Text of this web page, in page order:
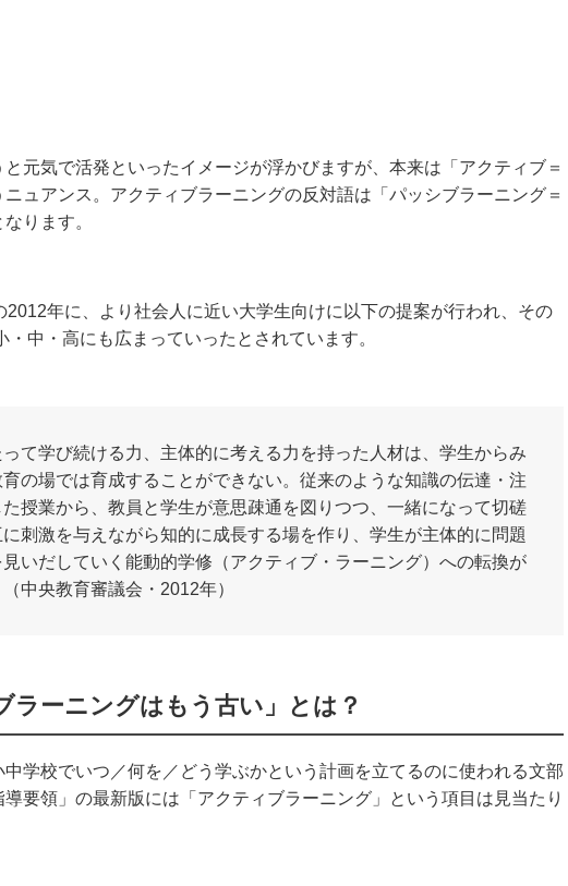
元気で活発といったイメージが浮かびますが、本来は「アクティブ＝
ュアンス。アクティブラーニングの反対語は「パッシブラーニング＝
ります。
2012年に、より社会人に近い大学生向けに以下の提案が行われ、その
・中・高にも広まっていったとされています。
って学び続ける力、主体的に考える力を持った人材は、学生からみ
の場では育成することができない。従来のような知識の伝達・注
た授業から、教員と学生が意思疎通を図りつつ、一緒になって切磋
刺激を与えながら知的に成長する場を作り、学生が主体的に問題
いだしていく能動的学修（アクティブ・ラーニング）への転換が
中央教育審議会・2012年）
ラーニングはもう古い」とは？
中学校でいつ／何を／どう学ぶかという計画を立てるのに使われる文部
要領」の最新版には「アクティブラーニング」という項目は見当たり